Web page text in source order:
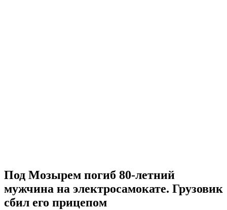
Под Мозырем погиб 80-летний
мужчина на электросамокате. Грузовик
сбил его прицепом